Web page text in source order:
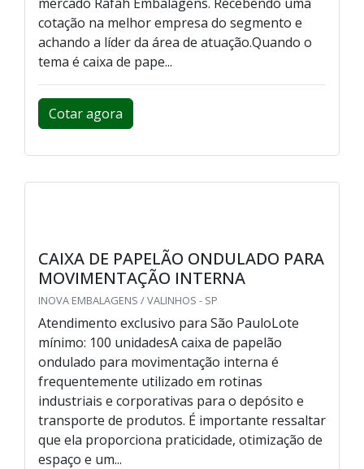
cotação na melhor empresa do segmento e
achando a líder da área de atuação.Quando o
tema é caixa de pape...
Cotar agora
CAIXA DE PAPELÃO ONDULADO PARA
MOVIMENTAÇÃO INTERNA
INOVA EMBALAGENS / VALINHOS - SP
Atendimento exclusivo para São PauloLote
mínimo: 100 unidadesA caixa de papelão
ondulado para movimentação interna é
frequentemente utilizado em rotinas
industriais e corporativas para o depósito e
transporte de produtos. É importante ressaltar
que ela proporciona praticidade, otimização de
espaço e um...